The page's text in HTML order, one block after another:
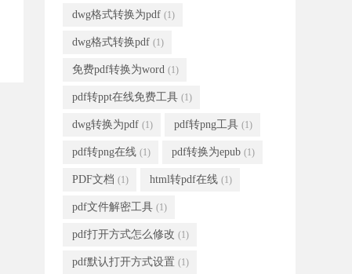
dwg格式转换为pdf (1)
dwg格式转换pdf (1)
免费pdf转换为word (1)
pdf转ppt在线免费工具 (1)
dwg转换为pdf (1) pdf转png工具 (1)
pdf转png在线 (1) pdf转换为epub (1)
PDF文档 (1) html转pdf在线 (1)
pdf文件解密工具 (1)
pdf打开方式怎么修改 (1)
pdf默认打开方式设置 (1)